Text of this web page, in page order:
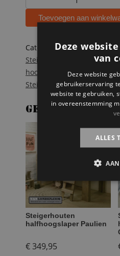
stapelbed
DonnyToevoegen aan
Categorieën:Stapelbedden
Steigerhouten
hoogslaper
kinderbed,
Steigerhout
Gerelateerde
Steigerhouten
halfhoogslaper Paulien
€349,95
Deze
van
Deze website
gebruikerservaring
website te gebruiken,
in overeenstemming
ALLES